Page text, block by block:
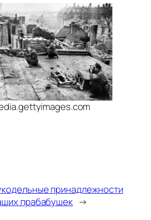
принадлежности
прабабушек →